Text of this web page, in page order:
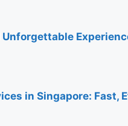
in Singapore: Fast,